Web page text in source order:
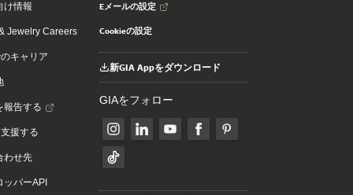
け情報
Jewelry Careers
キャリア
報告する
援する
わせ先
ッパーAPI
Eメールの設定
Cookieの設定
新GIA Appをダウンロード
GIAをフォロー